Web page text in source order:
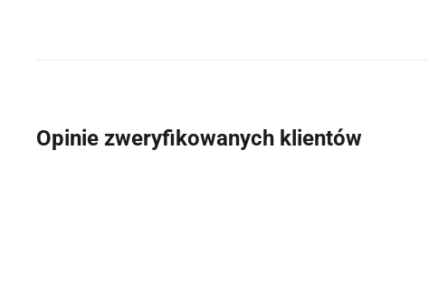
Opinie zweryfikowanych klientów